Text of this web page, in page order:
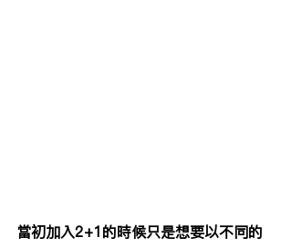
當初加入2+1的時候只是想要以不同的